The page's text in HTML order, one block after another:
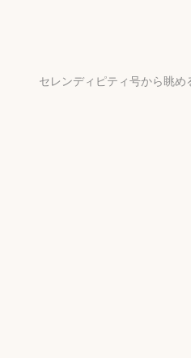
セレンディピティ号から眺め